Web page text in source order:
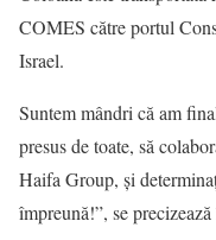
COMES către portul
Israel.
Suntem mândri că am
presus de toate, să
Haifa Group, și
împreună!”, se